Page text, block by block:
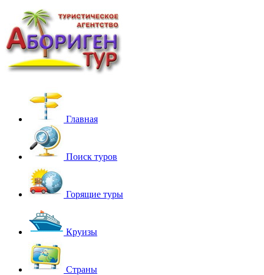
Главная
Поиск туров
Горящие туры
Круизы
Страны